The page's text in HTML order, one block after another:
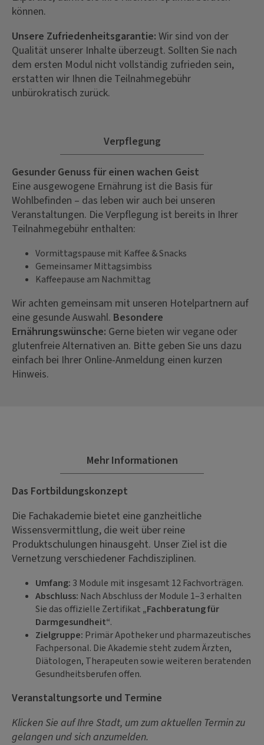
können.
Unsere Zufriedenheitsgarantie: Wir sind von der
Qualität unserer Inhalte überzeugt. Sollten Sie nach
dem ersten Modul nicht vollständig zufrieden sein,
erstatten wir Ihnen die Teilnahmegebühr
unbürokratisch zurück.
Verpflegung
Gesunder Genuss für einen wachen Geist
Eine ausgewogene Ernährung ist die Basis für
Wohlbefinden – das leben wir auch bei unseren
Veranstaltungen. Die Verpflegung ist bereits in Ihrer
Teilnahmegebühr enthalten:
Vormittagspause mit Kaffee & Snacks
Gemeinsamer Mittagsimbiss
Kaffeepause am Nachmittag
Wir achten gemeinsam mit unseren Hotelpartnern auf
eine gesunde Auswahl. Besondere
Ernährungswünsche: Gerne bieten wir vegane oder
glutenfreie Alternativen an. Bitte geben Sie uns dazu
einfach bei Ihrer Online-Anmeldung einen kurzen
Hinweis.
Mehr Informationen
Das Fortbildungskonzept
Die Fachakademie bietet eine ganzheitliche
Wissensvermittlung, die weit über reine
Produktschulungen hinausgeht. Unser Ziel ist die
Vernetzung verschiedener Fachdisziplinen.
Umfang: 3 Module mit insgesamt 12 Fachvorträgen.
Abschluss: Nach Abschluss der Module 1–3 erhalten
Sie das offizielle Zertifikat „Fachberatung für
Darmgesundheit“.
Zielgruppe: Primär Apotheker und pharmazeutisches
Fachpersonal. Die Akademie steht zudem Ärzten,
Diätologen, Therapeuten sowie weiteren beratenden
Gesundheitsberufen offen.
Veranstaltungsorte und Termine
Klicken Sie auf Ihre Stadt, um zum aktuellen Termin zu
gelangen und sich anzumelden.